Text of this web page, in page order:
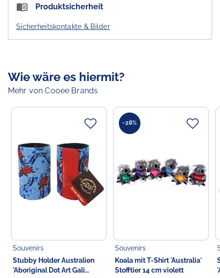
Spielkarten Australien 'Koala Design'
- DESIGNED IN AUSTRALIA -
Verantwortlicher Lebensmittelunternehmer
Choppy's Food & Non-Food GmbH
Produktsicherheit
Sicherheitskontakte & Bilder
Wie wäre es hiermit?
Mehr von Cooee Brands
Souvenirs
Stubby Holder Australien
'Aboriginal Dot Art Gali
-28%
Souvenirs
Koala mit T-Shirt 'Australia'
Stofftier 14 cm violett